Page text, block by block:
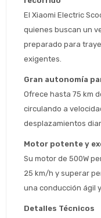
El Xiaomi Electric
quienes buscan un
preparado para
exigentes.
Gran autonomía
Ofrece hasta 75 km
circulando a
desplazamientos
Motor potente y
Su motor de 500W
25 km/h y superar
una conducción ágil
Detalles Técnicos
*